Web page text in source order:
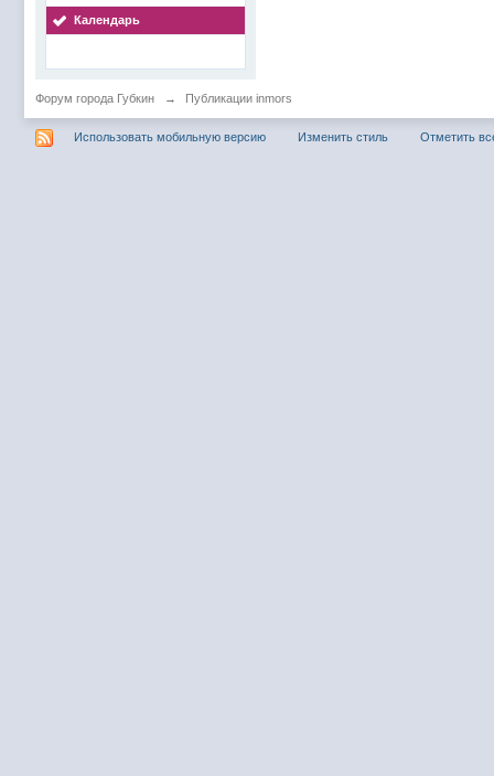
Календарь
Форум города Губкин → Публикации inmors
Использовать мобильную версию Изменить стиль Отметить